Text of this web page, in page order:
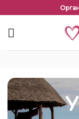
змісту